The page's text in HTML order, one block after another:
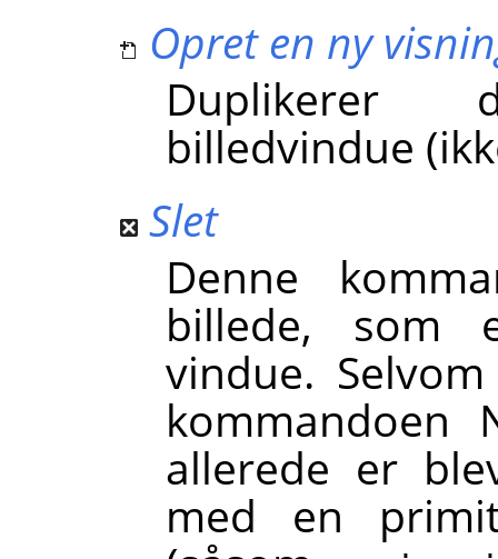
Opret en ny
Duplikerer
billedvindue
Slet
Denne
billede, som
vindue.
kommandoen
allerede er
med en